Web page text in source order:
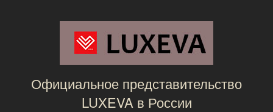
Официальное представительство
LUXEVA в России